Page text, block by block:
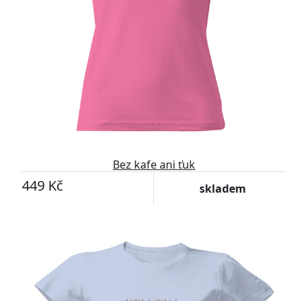
Bez kafe ani ťuk
449 Kč skladem